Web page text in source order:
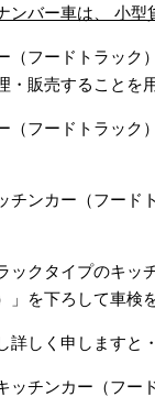
ンバー車は、 小
（フードトラック
・販売することを
（フードトラック
チンカー（フード
ックタイプのキッ
」を下ろして車検
詳しく申しますと
ッチンカー（フー